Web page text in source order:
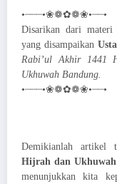
•┈┈┈•❀❁✿❁❀•┈┈•
Disarikan dari materi
yang disampaikan
Rabi’ul Akhir 1441
Ukhuwah Bandung
•┈┈┈•❀❁✿❁❀•┈┈•
Demikianlah artikel
Hijrah dan Ukhuwah
menunjukkan kita